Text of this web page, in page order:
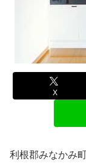
X
利根郡みなかみ